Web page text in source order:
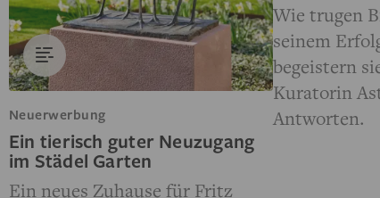
Neuerwerbung
Ein tierisch guter Neuzugang
im Städel Garten
Ein neues Zuhause für Fritz
Wie trugen
seinem
begeistern
Kuratorin
Antworten.